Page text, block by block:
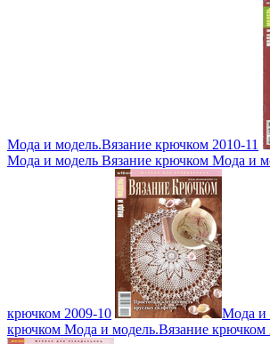
Мода и модель.Вязание крючком 2010-11
Мода и модель Вязание крючком Мода и
крючком 2009-10
Мода и
крючком Мода и модель.Вязание крючком